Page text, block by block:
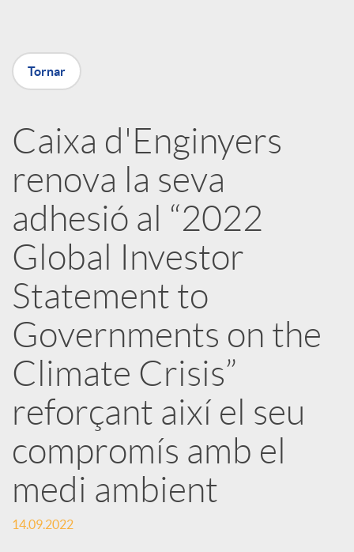
X
a
r
x
e
s
S
o
c
i
Tornar
Caixa d'Enginyers
renova la seva
adhesió al “2022
Global Investor
Statement to
Governments on the
Climate Crisis”
reforçant així el seu
compromís amb el
medi ambient
14.09.2022